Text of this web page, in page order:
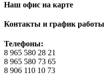
Наш офис на карте
Контакты и график работы
Телефоны:
8 965 580 28 21
8 965 580 73 65
8 906 110 10 73